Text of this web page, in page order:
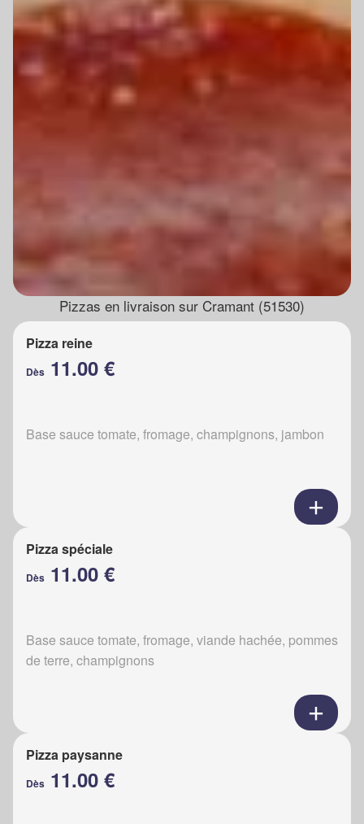
Pizzas en livraison sur Cramant (51530)
Pizza reine
Dès 11.00 €
Base sauce tomate, fromage, champignons, jambon
Pizza spéciale
Dès 11.00 €
Base sauce tomate, fromage, viande hachée, pommes
de terre, champignons
Pizza paysanne
Dès 11.00 €